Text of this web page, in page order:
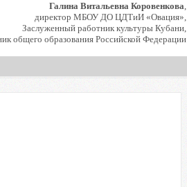
Галина Витальевна Коровенкова,
директор МБОУ ДО ЦДТиИ «Овация»,
Заслуженный работник культуры Кубани,
общего образования Российской Федерации